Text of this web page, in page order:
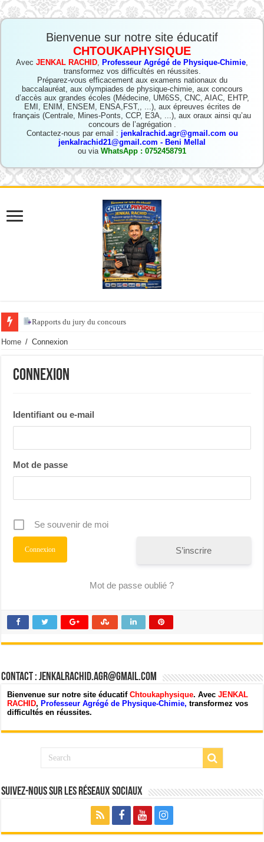
Bienvenue sur notre site éducatif
CHTOUKAPHYSIQUE
Avec JENKAL RACHID, Professeur Agrégé de Physique-Chimie,
transformez vos difficultés en réussites.
Préparez-vous efficacement aux examens nationaux du
baccalauréat, aux olympiades de physique-chimie, aux concours
d’accès aux grandes écoles (Médecine, UM6SS, CNC, AIAC, EHTP,
EMI, ENIM, ENSEM, ENSA,FST,, ...), aux épreuves écrites de
français (Centrale, Mines-Ponts, CCP, E3A, ...), aux oraux ainsi qu’au
concours de l’agrégation .
Contactez-nous par email : jenkalrachid.agr@gmail.com ou
jenkalrachid21@gmail.com - Beni Mellal
ou via WhatsApp : 0752458791
Rapports du jury du concours de l’ agrégat
Home / Connexion
Connexion
Identifiant ou e-mail
Mot de passe
Se souvenir de moi
S’inscrire
Mot de passe oublié ?
Contact : jenkalrachid.agr@gmail.com
Bienvenue sur notre site éducatifChtoukaphysique. AvecJENKAL
RACHID,Professeur Agrégé de Physique-Chimie,transformez vos
difficultés en réussites.
Suivez-nous sur les Réseaux Sociaux